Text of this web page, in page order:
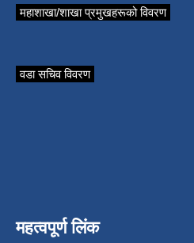
महाशाखा/शाखा प्रमुखहरूको विवरण
वडा सचिव विवरण
महत्वपूर्ण लिंक